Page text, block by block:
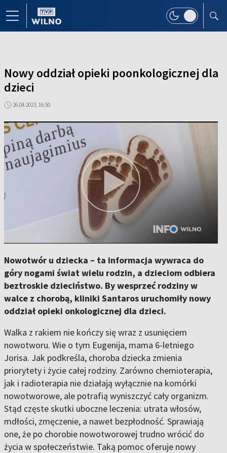
Nowy oddział opieki poonkologicznej dla
dzieci
26.04.2023, 16:50
Nowotwór u dziecka – ta informacja wywraca do
góry nogami świat wielu rodzin, a dzieciom odbiera
beztroskie dzieciństwo. By wesprzeć rodziny w
walce z chorobą, kliniki Santaros uruchomiły nowy
oddział opieki onkologicznej dla dzieci.
Walka z rakiem nie kończy się wraz z usunięciem
nowotworu. Wie o tym Eugenija, mama 6-letniego
Jorisa. Jak podkreśla, choroba dziecka zmienia
priorytety i życie całej rodziny. Zarówno chemioterapia,
jak i radioterapia nie działają wyłącznie na komórki
nowotworowe, ale potrafią wyniszczyć cały organizm.
Stąd częste skutki uboczne leczenia: utrata włosów,
mdłości, zmęczenie, a nawet bezpłodność. Sprawiają
one, że po chorobie nowotworowej trudno wrócić do
życia w społeczeństwie. Taką pomoc oferuje nowy